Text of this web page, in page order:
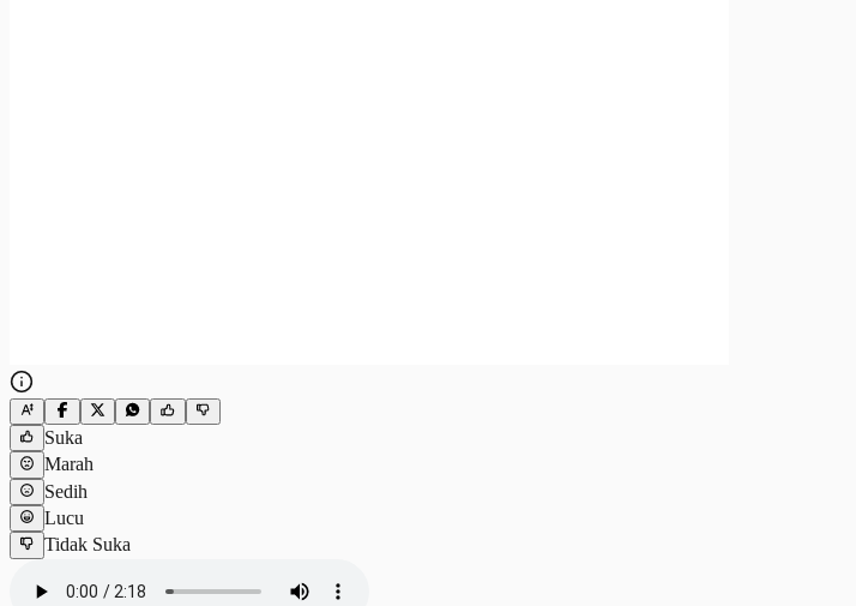
Suka
Marah
Sedih
Lucu
Tidak Suka